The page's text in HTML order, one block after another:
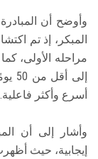
وأوضح أن
المبكر، إذ تم اكتشاف
مراحله الأولى،
أسرع وأكثر فاعلية.
وأشار إلى أن
إيجابية، حيث